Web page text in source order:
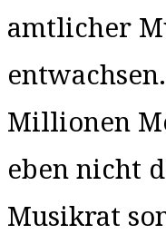
amtlicher
Millionen
eben nicht
Musikrat